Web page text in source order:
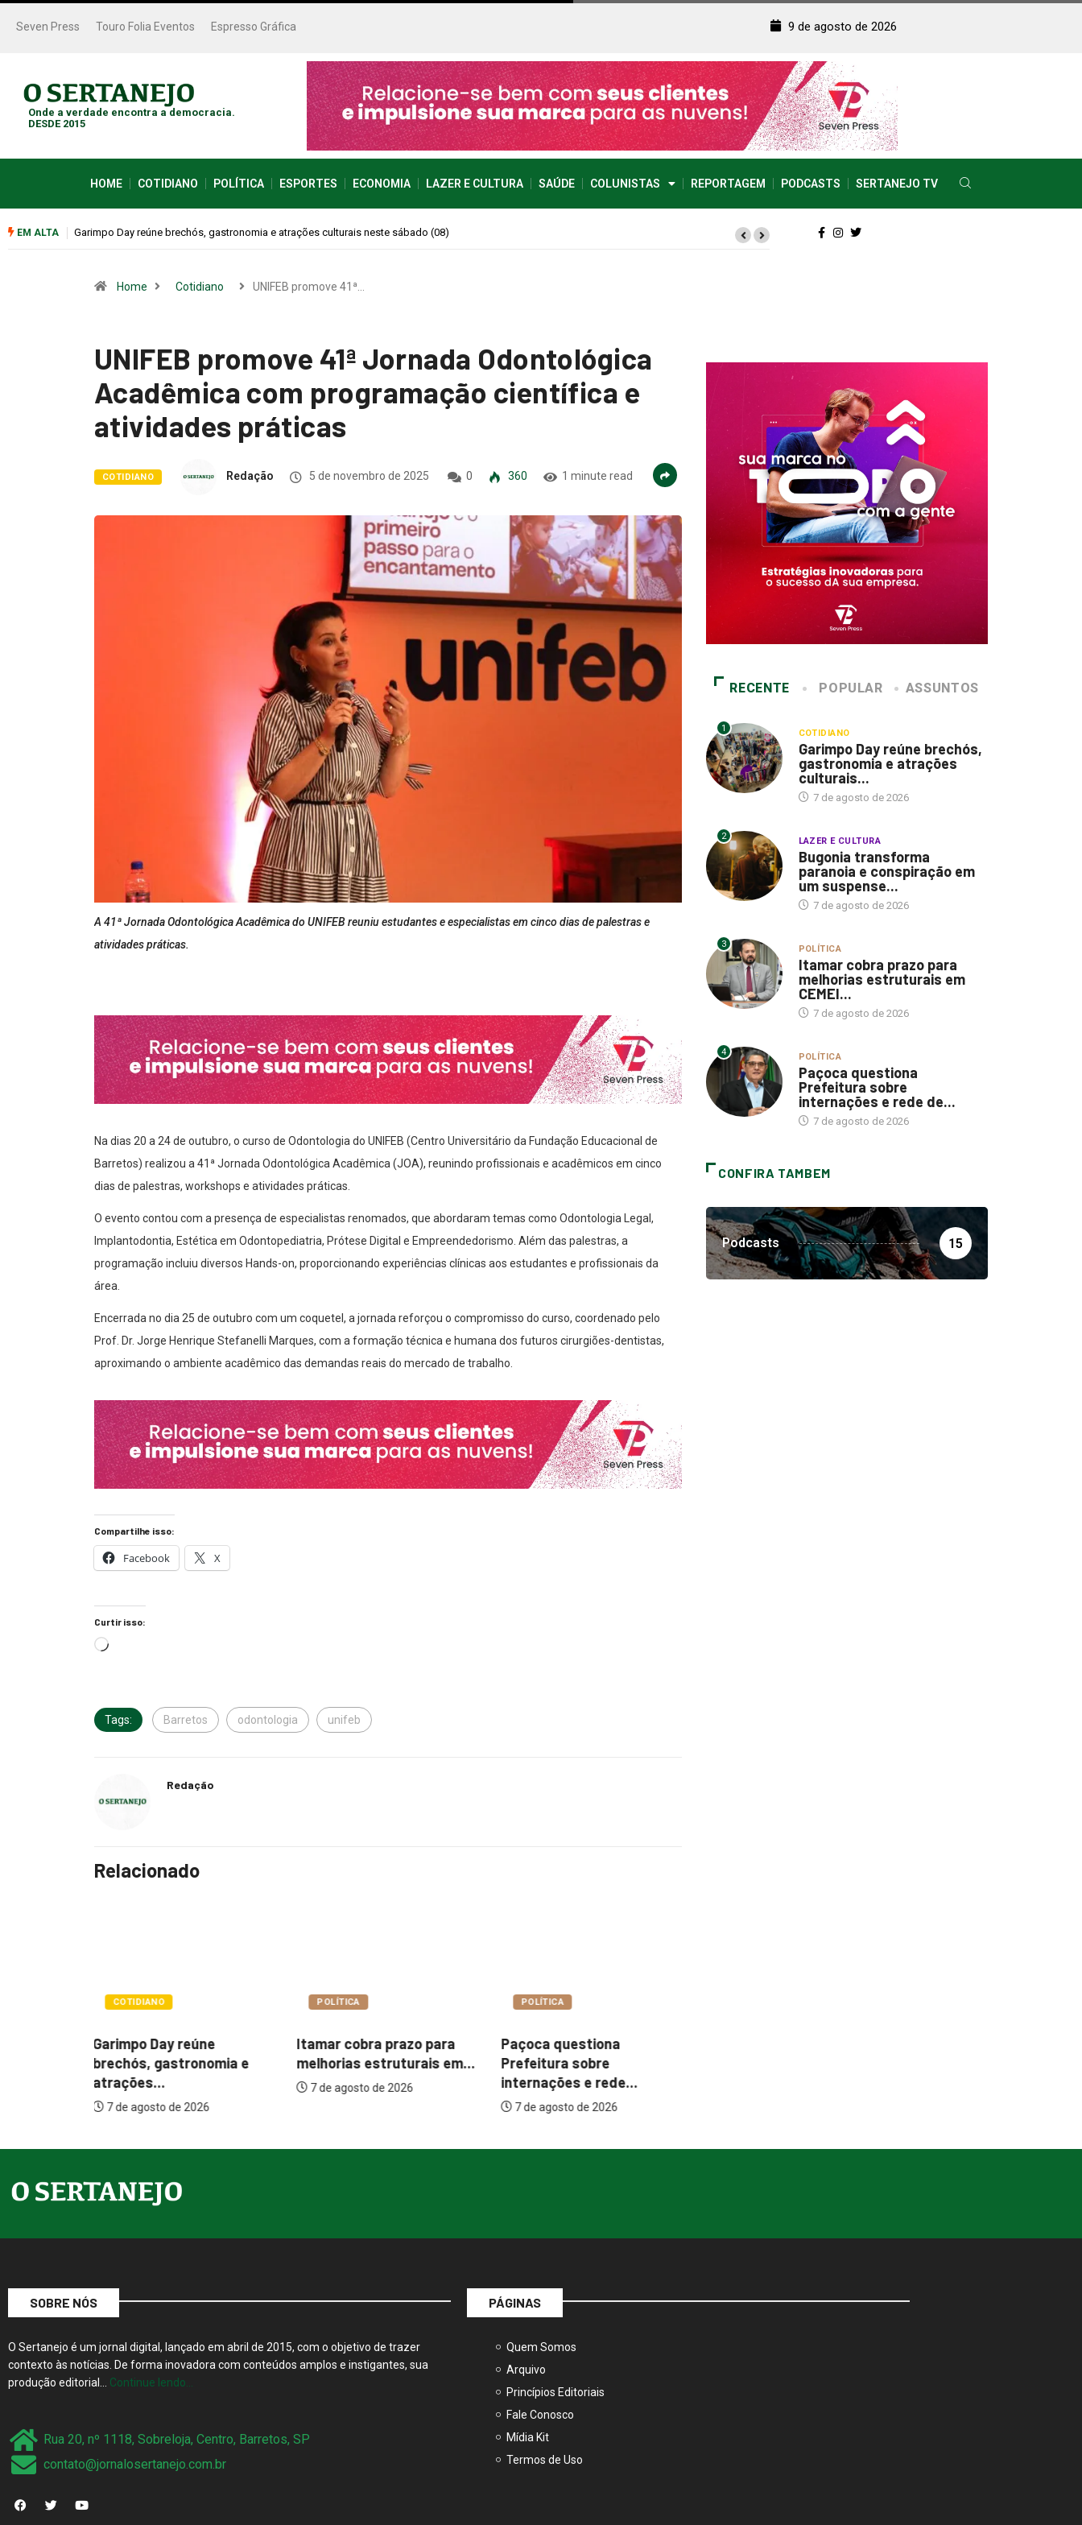
Seven Press Touro Folia Eventos Espresso Gráfica 9 de agosto de 2026
Onde a verdade encontra a democracia.
DESDE 2015
HOME COTIDIANO POLÍTICA ESPORTES ECONOMIA LAZER E CULTURA SAÚDE COLUNISTAS REPORTAGEM PODCASTS SERTANEJO TV
EM ALTA
sábado (08)Bugonia transforma paranoia e conspiração em um suspense imprevisível
Home Cotidiano UNIFEB promove 41ª…
UNIFEB promove 41ª Jornada Odontológica
Acadêmica com programação científica e
atividades práticas
COTIDIANO Redação 5 de novembro de 2025 0 360 1 minute read
A 41ª Jornada Odontológica Acadêmica do UNIFEB reuniu estudantes e especialistas em cinco dias de palestras e
atividades práticas.
Na dias 20 a 24 de outubro, o curso de Odontologia do UNIFEB (Centro Universitário da Fundação Educacional de
Barretos) realizou a 41ª Jornada Odontológica Acadêmica (JOA), reunindo profissionais e acadêmicos em cinco
dias de palestras, workshops e atividades práticas.
O evento contou com a presença de especialistas renomados, que abordaram temas como Odontologia Legal,
Implantodontia, Estética em Odontopediatria, Prótese Digital e Empreendedorismo. Além das palestras, a
programação incluiu diversos Hands-on, proporcionando experiências clínicas aos estudantes e profissionais da
área.
Encerrada no dia 25 de outubro com um coquetel, a jornada reforçou o compromisso do curso, coordenado pelo
Prof. Dr. Jorge Henrique Stefanelli Marques, com a formação técnica e humana dos futuros cirurgiões-dentistas,
aproximando o ambiente acadêmico das demandas reais do mercado de trabalho.
Compartilhe isso:
Facebook X
Curtir isso:
Tags: Barretos odontologia unifeb
Redação
Relacionado
POLÍTICA
Itamar cobra prazo para
melhorias estruturais em...
7 de agosto de 2026
POLÍTICA
Paçoca questiona
Prefeitura sobre
internações e rede...
COTIDIANO
Garimpo Day reúne
brechós, gastronomia e
atrações...
7 de agosto de 2026
RECENTE POPULAR ASSUNTOS
1 COTIDIANO
Garimpo Day reúne brechós,
gastronomia e atrações
culturais...
7 de agosto de 2026
2 LAZER E CULTURA
Bugonia transforma
paranoia e conspiração em
um suspense...
7 de agosto de 2026
3 POLÍTICA
Itamar cobra prazo para
melhorias estruturais em
CEMEI...
7 de agosto de 2026
4 POLÍTICA
Paçoca questiona
Prefeitura sobre
internações e rede de...
7 de agosto de 2026
CONFIRA TAMBEM
Podcasts 15
SOBRE NÓS
O Sertanejo é um jornal digital, lançado em abril de 2015, com o objetivo de trazer
contexto às notícias. De forma inovadora com conteúdos amplos e instigantes, sua
produção editorial… Continue lendo…
Rua 20, nº 1118, Sobreloja, Centro, Barretos, SP
contato@jornalosertanejo.com.br
PÁGINAS
Quem Somos
Arquivo
Princípios Editoriais
Fale Conosco
Mídia Kit
Termos de Uso